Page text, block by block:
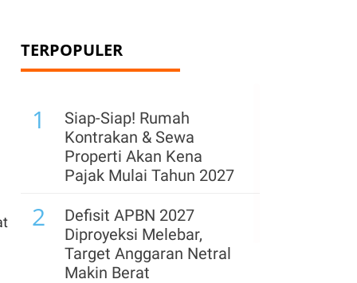
TERPOPULER
1
Siap-Siap! Rumah
Kontrakan & Sewa
Properti Akan Kena
Pajak Mulai Tahun 2027
2
Defisit APBN 2027
Diproyeksi Melebar,
Target Anggaran Netral
Makin Berat